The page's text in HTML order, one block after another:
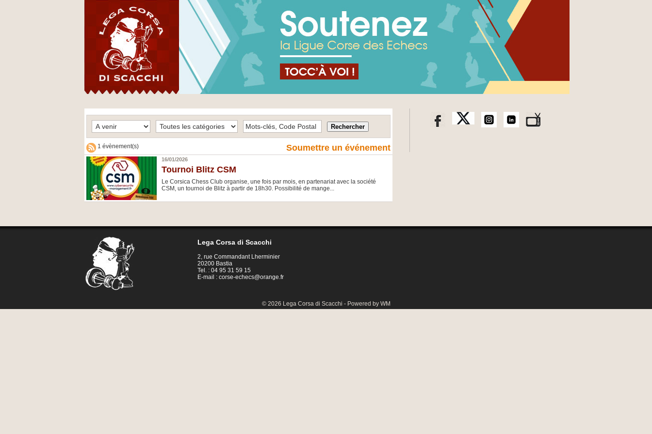
1 évènement(s) Soumettre un événement
16/01/2026
Tournoi Blitz CSM
Le Corsica Chess Club organise, une fois par mois, en partenariat avec la société
CSM, un tournoi de Blitz à partir de 18h30. Possibilité de mange...
Lega Corsa di Scacchi
2, rue Commandant Lherminier
20200 Bastia
Tel. : 04 95 31 59 15
E-mail : corse-echecs@orange.fr
© 2026 Lega Corsa di Scacchi - Powered by WM